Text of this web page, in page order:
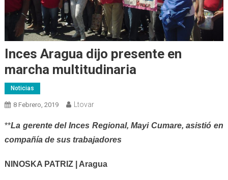
Inces Aragua dijo presente en
marcha multitudinaria
Noticias
8 Febrero, 2019 Ltovar
**La gerente del Inces Regional, Mayi Cumare, asistió en
compañía de sus trabajadores
NINOSKA PATRIZ | Aragua